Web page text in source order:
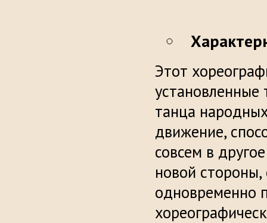
Этот
установленные
танца
движение,
совсем в
новой
одновременно